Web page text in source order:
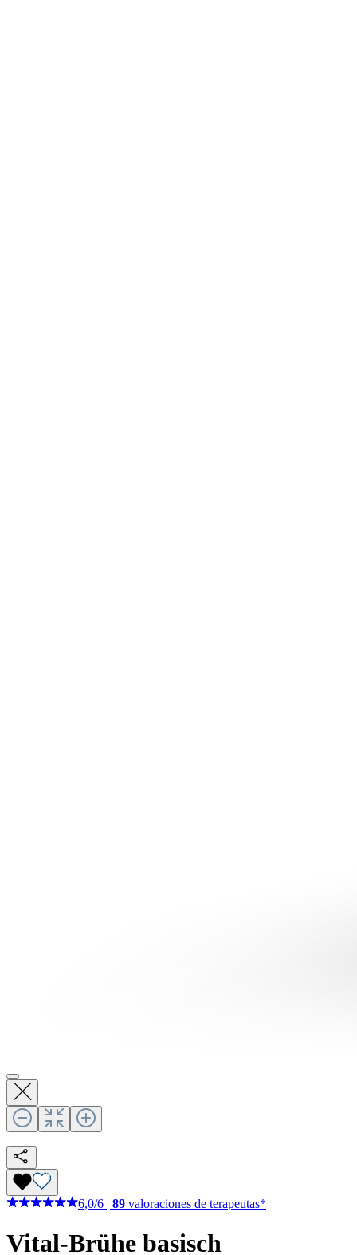
6,0/6 89 valoraciones de terapeutas*
Vital-Brühe basisch